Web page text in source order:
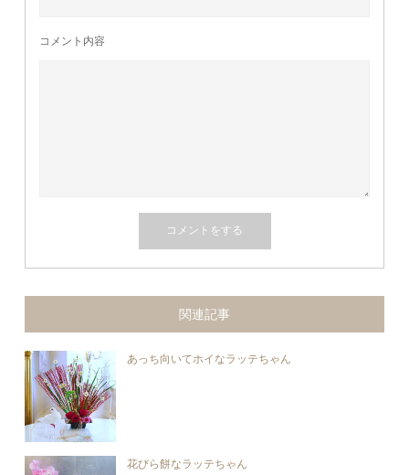
コメント内容
関連記事
あっち向いてホイなラッテちゃん
花びら餅なラッテちゃん